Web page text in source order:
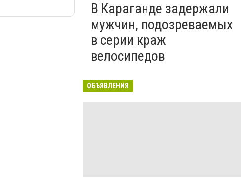
В Караганде задержали
мужчин, подозреваемых
в серии краж
велосипедов
ОБЪЯВЛЕНИЯ